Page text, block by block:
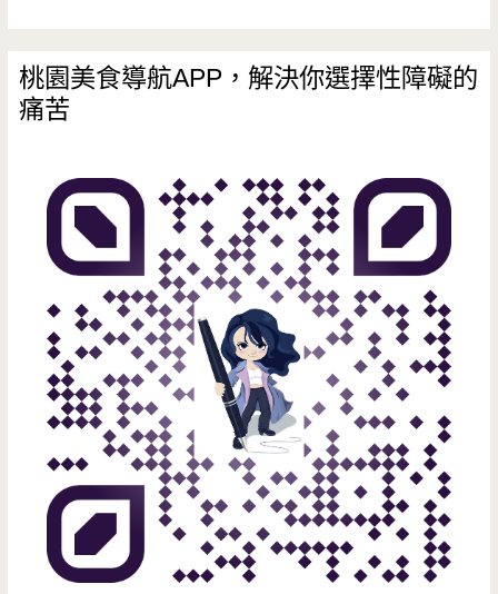
桃園美食導航APP，解決你選擇性障礙的
痛苦